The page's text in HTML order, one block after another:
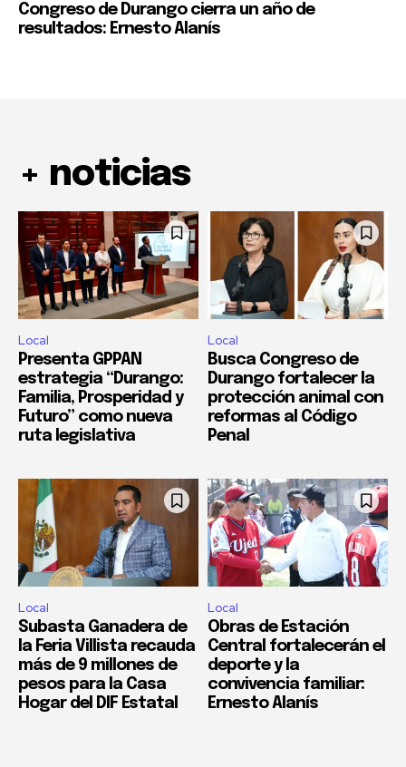
Congreso de Durango cierra un año de
resultados: Ernesto Alanís
+ noticias
Local
Presenta GPPAN
estrategia “Durango:
Familia, Prosperidad y
Futuro” como nueva
ruta legislativa
Local
Busca Congreso de
Durango fortalecer la
protección animal con
reformas al Código
Penal
Local
Subasta Ganadera de
la Feria Villista recauda
más de 9 millones de
pesos para la Casa
Hogar del DIF Estatal
Local
Obras de Estación
Central fortalecerán el
deporte y la
convivencia familiar:
Ernesto Alanís